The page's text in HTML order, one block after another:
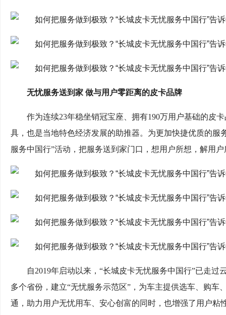
无忧服务送到家 做与用户零距离的皮卡品牌
作为连续23年稳坐销冠宝座、拥有190万用户基础的皮
具，也是当地特色经济发展的助推器。为更加快捷优质的
服务中国行”活动，把服务送到家门口，想用户所想，解用户
自2019年启动以来，“长城皮卡无忧服务中国行”已走
多个省份，建立“无忧服务示范区”，为车主提供选车、购
通，助力用户无忧用车、安心创富的同时，也增强了用户